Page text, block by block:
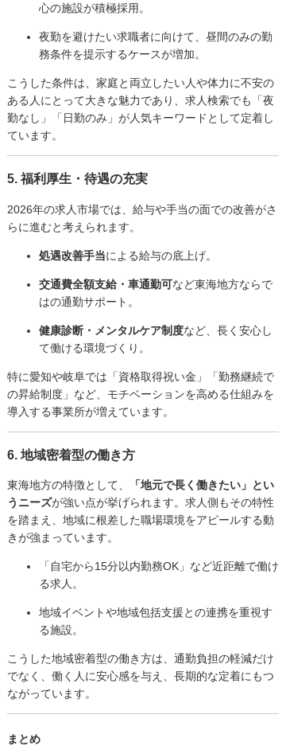
心の施設が積極採用。
夜勤を避けたい求職者に向けて、昼間のみの勤
務条件を提示するケースが増加。
こうした条件は、家庭と両立したい人や体力に不安の
ある人にとって大きな魅力であり、求人検索でも「夜
勤なし」「日勤のみ」が人気キーワードとして定着し
ています。
5. 福利厚生・待遇の充実
2026年の求人市場では、給与や手当の面での改善がさ
らに進むと考えられます。
処遇改善手当による給与の底上げ。
交通費全額支給・車通勤可など東海地方ならで
はの通勤サポート。
健康診断・メンタルケア制度など、長く安心し
て働ける環境づくり。
特に愛知や岐阜では「資格取得祝い金」「勤務継続で
の昇給制度」など、モチベーションを高める仕組みを
導入する事業所が増えています。
6. 地域密着型の働き方
東海地方の特徴として、
「地元で長く働きたい」とい
うニーズが強い点が挙げられます。求人側もその特性
を踏まえ、地域に根差した職場環境をアピールする動
きが強まっています。
「自宅から15分以内勤務OK」など近距離で働け
る求人。
地域イベントや地域包括支援との連携を重視す
る施設。
こうした地域密着型の働き方は、通勤負担の軽減だけ
でなく、働く人に安心感を与え、長期的な定着にもつ
ながっています。
まとめ